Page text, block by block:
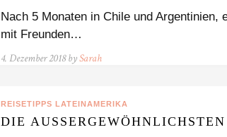
Nach 5 Monaten in Chile und
mit Freunden…
4. Dezember 2018 bySarah
REISETIPPS LATEINAMERIKA
DIE AUSSERGEWÖHNLICHSTEN